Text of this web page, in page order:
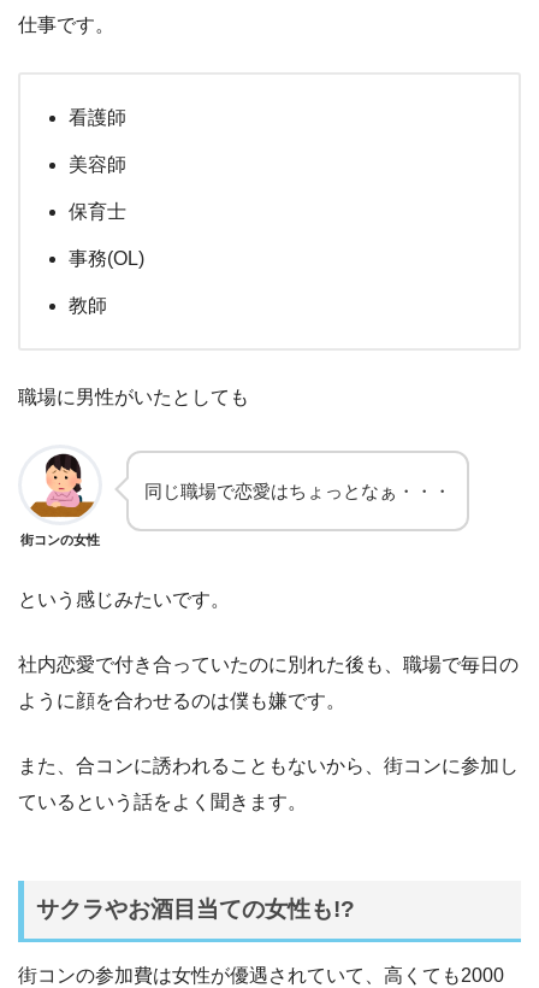
仕事です。
看護師
美容師
保育士
事務(OL)
教師
職場に男性がいたとしても
街コンの女性
同じ職場で恋愛はちょっとなぁ・・・
という感じみたいです。
社内恋愛で付き合っていたのに別れた後も、職場で毎日の
ように顔を合わせるのは僕も嫌です。
また、合コンに誘われることもないから、街コンに参加し
ているという話をよく聞きます。
サクラやお酒目当ての女性も!?
街コンの参加費は女性が優遇されていて、高くても2000